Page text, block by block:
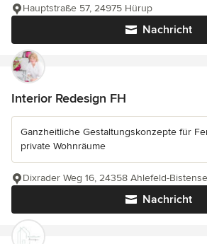
Nachricht
Hauptstraße 57, 24975 Hürup
Interior Redesign FH
Ganzheitliche Gestaltungskonzepte für
private Wohnräume
Nachricht
Dixrader Weg 16, 24358 Ahlefeld-